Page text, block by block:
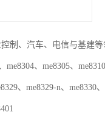
制、汽车、电信与基建等
、me8305、
、me8329-n、me8330